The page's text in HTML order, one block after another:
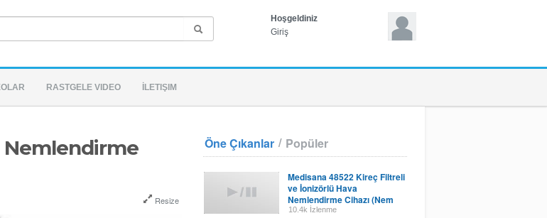
Hoşgeldiniz
Giriş
RASTGELE VIDEO İLETIŞIM
Nemlendirme
Resize
Öne Çıkanlar / Popüler
Medisana 48522 Kireç Filtreli
ve İonizörlü Hava
Nemlendirme Cihazı (Nem
Göstergeli) - Uhw Plus
10.4k İzlenme